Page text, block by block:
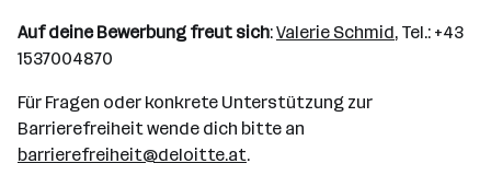
Auf deine Bewerbung freut sich:Valerie Schmid, Tel.: +43
1537004870
Für Fragen oder konkrete Unterstützung zur
Barrierefreiheit wende dich bitte an
barrierefreiheit@deloitte.at.